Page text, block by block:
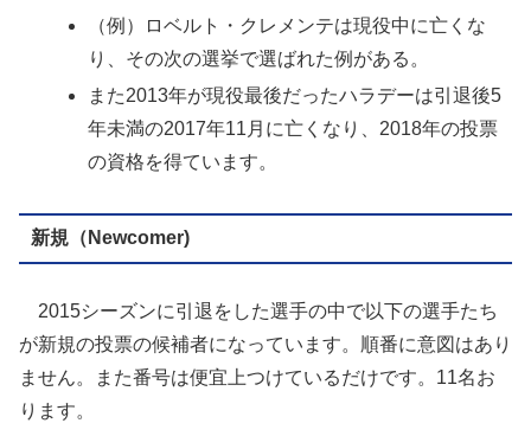
（例）ロベルト・クレメンテは現役中に亡くな
り、その次の選挙で選ばれた例がある。
また2013年が現役最後だったハラデーは引退後5
年未満の2017年11月に亡くなり、2018年の投票
の資格を得ています。
新規（Newcomer)
2015シーズンに引退をした選手の中で以下の選手たち
が新規の投票の候補者になっています。順番に意図はあり
ません。また番号は便宜上つけているだけです。11名お
ります。